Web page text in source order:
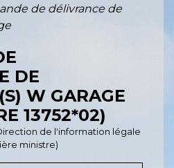
de délivrance de
DE
W GARAGE
13752*02)
de l'information légale
ministre)